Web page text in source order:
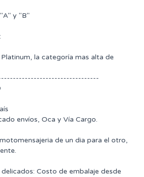
y "B"
la categoría mas alta de
envíos, Oca y Vía Cargo.
de un dia para el otro,
Costo de embalaje desde